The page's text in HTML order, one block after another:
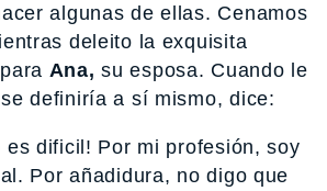
algunas de ellas. Cenamos
deleito la exquisita
Ana, su esposa. Cuando le
definiría a sí mismo, dice:
es dificil! Por mi profesión, soy
Por añadidura, no digo que